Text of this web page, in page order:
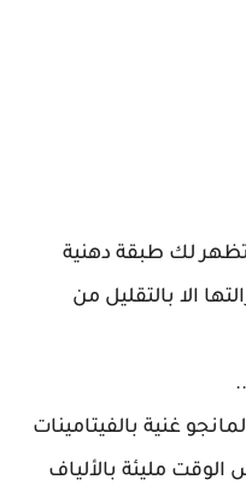
تظهر لك طبقة دهنية
الا بالتقليل من
غنية بالفيتامينات
مليئة بالألياف